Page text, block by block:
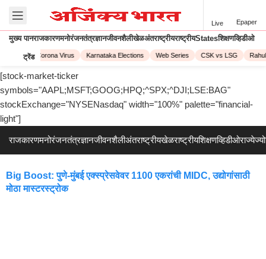
Live Epaper
मुख्य पानराजकारणमनोरंजनतंत्रज्ञानजीवनशैलीखेळअंतराष्ट्रीयराष्ट्रीयStatesशिक्षणव्हिडीओ
ट्रेंड
2023 Corona Virus Karnataka Elections Web Series CSK vs LSG
[stock-market-ticker
symbols="AAPL;MSFT;GOOG;HPQ;^SPX;^DJI;LSE:BAG"
stockExchange="NYSENasdaq" width="100%" palette="financial-
light"]
राजकारणमनोरंजनतंत्रज्ञानजीवनशैलीअंतराष्ट्रीयखेळराष्ट्रीयशिक्षणव्हिडीओराज्ये
Big Boost: पुणे-मुंबई एक्स्प्रेसवेवर 1100 एकरांची MIDC, उद्योगांसाठी
मोठा मास्टरस्ट्रोक